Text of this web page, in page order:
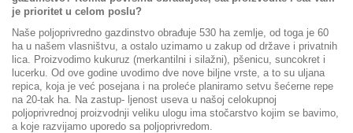
je prioritet u celom poslu?
Naše poljoprivredno gazdinstvo obrađuje 530 ha zemlje, od toga je 60
ha u našem vlasništvu, a ostalo uzimamo u zakup od države i privatnih
lica. Proizvodimo kukuruz (merkantilni i silažni), pšenicu, suncokret i
lucerku. Od ove godine uvodimo dve nove biljne vrste, a to su uljana
repica, koja je već posejana i na proleće planiramo setvu šećerne repe
na 20-tak ha. Na zastup- ljenost useva u našoj celokupnoj
poljoprivrednoj proizvodnji veliku ulogu ima stočarstvo kojim se bavimo,
a koje razvijamo uporedo sa poljoprivredom.